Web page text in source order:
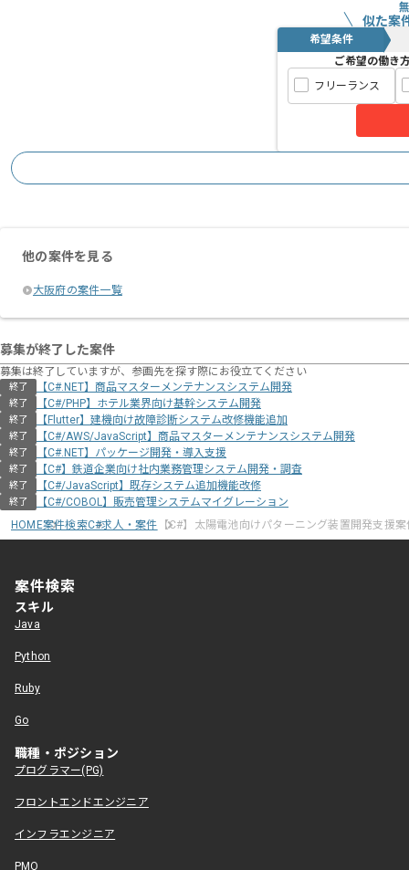
似た案
希望条件
ご希望の働き
フリーランス
他の案件を見る
大阪府の案件一覧
募集が終了した案件
募集は終了していますが、参画先を探す際にお役立てください
終了 【C#.NET】商品マスターメンテナンスシステム開発
終了 【C#/PHP】ホテル業界向け基幹システム開発
終了 【Flutter】建機向け故障診断システム改修機能追加
終了 【C#/AWS/JavaScript】商品マスターメンテナンスシステム開発
終了 【C#.NET】パッケージ開発・導入支援
終了 【C#】鉄道企業向け社内業務管理システム開発・調査
終了 【C#/JavaScript】既存システム追加機能改修
終了
【C#/COBOL】販売管理システムマイグレーション
HOME案件検索C#求人・案件 【C#】太陽電池向けパターニング装置開発支援案
案件検索
スキル
Java
Python
Ruby
Go
職種・ポジション
プログラマー(PG)
フロントエンドエンジニア
インフラエンジニア
PMO